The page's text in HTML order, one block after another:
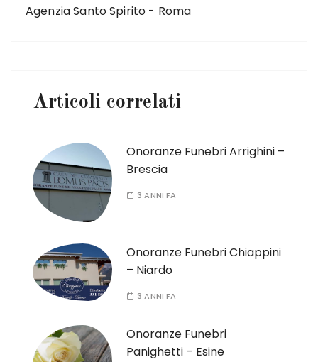
Agenzia Santo Spirito - Roma
Articoli correlati
Onoranze Funebri Arrighini –
Brescia
3 ANNI FA
Onoranze Funebri Chiappini
– Niardo
3 ANNI FA
Onoranze Funebri
Panighetti – Esine